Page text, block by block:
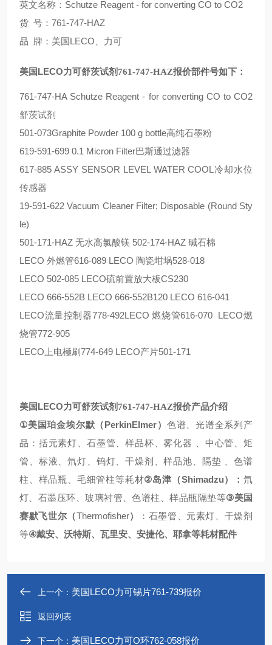
英文名称： Schutze Reagent - for converting CO to CO2
货 号：761-747-HAZ
品 牌：美国LECO、力可
美国 LECO力可舒茨试剂 761-747-HAZ报价部件号如下：
761-747-HA Schutze Reagent - for converting CO to CO2
舒茨试剂
501-073Graphite Powder 100 g bottle高纯石墨粉
619-591-699 0.1 Micron Filter巴斯通过滤器
617-885 ASSY SENSOR LEVEL WATER COOL冷却水位
传感器
19-591-622 Vacuum Cleaner Filter; Disposable (Round Sty
le)
501-171-HAZ 无水高氯酸镁 502-174-HAZ 碱石棉
LECO 外燃管616-089 LECO 陶瓷坩埚528-018
LECO 502-085 LECO硫前置放大板CS230
LECO 666-552B LECO 666-552B120 LECO 616-041
LECO流量控制器778-492LECO 燃烧管616-070 LECO燃
烧管772-905
LECO上电極刷774-649 LECO产片501-171
美国LECO力可舒茨试剂 761-747-HAZ报价产品介绍
①美国珀金埃尔默（PerkinElmer） 色谱、光谱全系列产
品：括元素灯、石墨管、样品杯、雾化器
、中心管、矩
管、标液、氘灯、钨灯、干燥剂、样品池、隔垫
、色谱
柱、样品瓶、毛细管柱等耗材②岛津（Shimadzu）：氘
灯、石墨压环、玻璃衬管、色谱柱、样品瓶隔垫等③美国
赛默飞世尔（Thermofisher）
：石墨管、元素灯、干燥剂
等④戴安、沃特斯、瓦里安、安捷伦、耶拿等耗材配件
上一个： 美国LECO力可锡片761-739报价
返回列表
下一个： 美国LECO力可O环762-058报价